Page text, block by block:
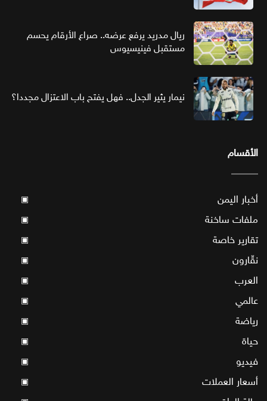
ريال مدريد يرفع عرضه.. صراع الأرقام يحسم
مستقبل فينيسيوس
نيمار يثير الجدل.. فهل يفتح باب الاعتزال مجددا؟
الأقسام
أخبار اليمن ▣
ملفات ساخنة ▣
تقارير خاصة ▣
نقّارون ▣
العرب ▣
عالمي ▣
رياضة ▣
حياة ▣
فيديو ▣
أسعار العملات ▣